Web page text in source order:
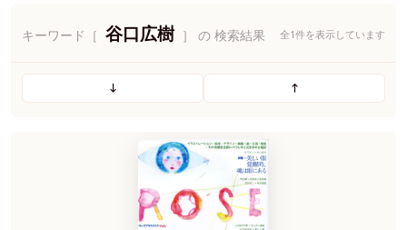
キーワード［ 谷口広樹 ］ の 検索結果 全1件を表示しています